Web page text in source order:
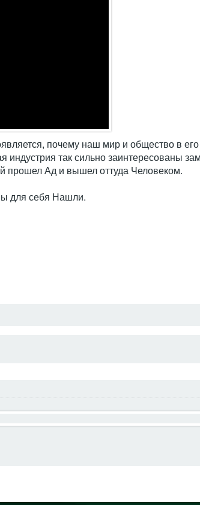
почему наш мир и общество в
индустрия так сильно заинтересованы
прошел Ад и вышел оттуда Человеком.
для себя Нашли.